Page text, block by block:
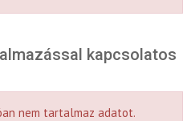
kapcsolatos
nem tartalmaz adatot.